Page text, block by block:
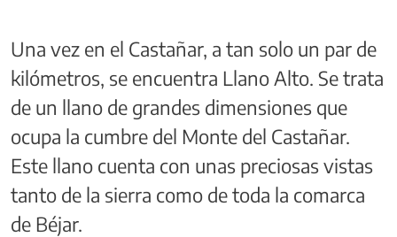
Una vez en el Castañar, a tan solo un par de
kilómetros, se encuentra Llano Alto. Se trata
de un llano de grandes dimensiones que
ocupa la cumbre del Monte del Castañar.
Este llano cuenta con unas preciosas vistas
tanto de la sierra como de toda la comarca
de Béjar.